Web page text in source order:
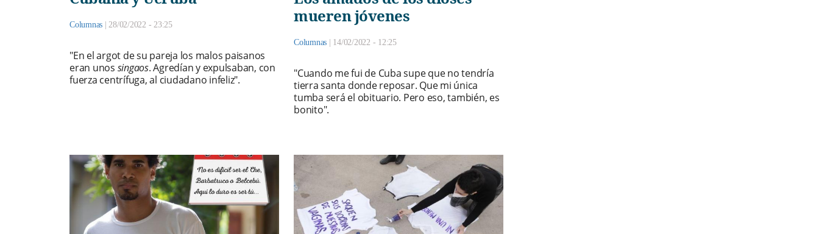
Columnas |28/02/2022 - 23:25
"En el argot de su pareja los malos paisanos
eran unos singaos. Agredían y expulsaban, con
fuerza centrífuga, al ciudadano infeliz".
mueren jóvenes
Columnas 14/02/2022 - 12:25
"Cuando me fui de Cuba supe que no tendría
tierra santa donde reposar. Que mi única
tumba será el obituario. Pero eso, también, es
bonito".